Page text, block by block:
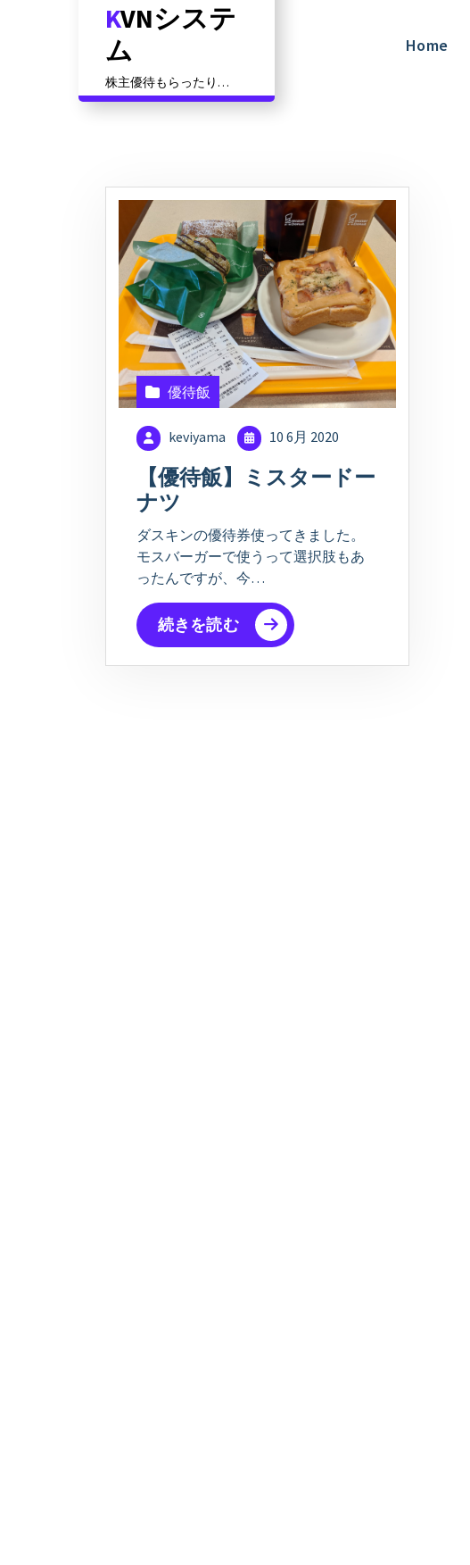
KVNシステ
ム
株主優待もらったり資
格対策だったりその他
Home
優待飯
keviyama 10 6月 2020
【優待飯】ミスタードー
ナツ
ダスキンの優待券使ってきました。
モスバーガーで使うって選択肢もあ
ったんですが、今…
続きを読む